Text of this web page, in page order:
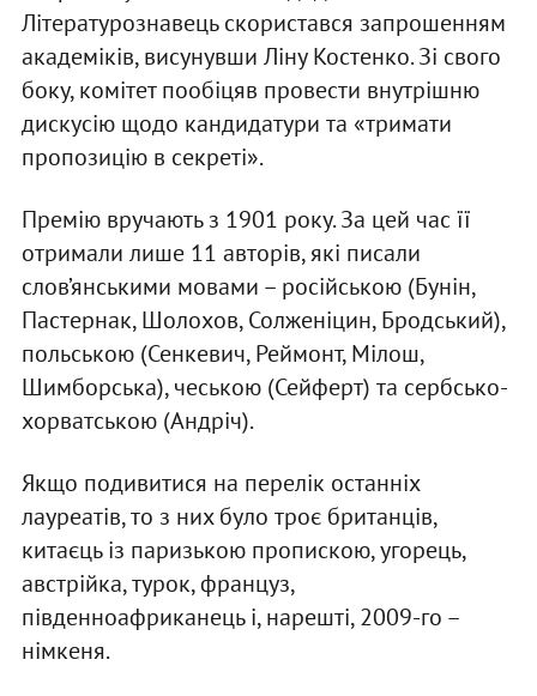
Літературознавець скористався запрошенням
академіків, висунувши Ліну Костенко. Зі свого
боку, комітет пообіцяв провести внутрішню
дискусію щодо кандидатури та «тримати
пропозицію в секреті».
Премію вручають з 1901 року. За цей час її
отримали лише 11 авторів, які писали
слов’янськими мовами – російською (Бунін,
Пастернак, Шолохов, Солженіцин, Бродський),
польською (Сенкевич, Реймонт, Мілош,
Шимборська), чеською (Сейферт) та сербсько-
хорватською (Андріч).
Якщо подивитися на перелік останніх
лауреатів, то з них було троє британців,
китаєць із паризькою пропискою, угорець,
австрійка, турок, француз,
південноафриканець і, нарешті, 2009-го –
німкеня.